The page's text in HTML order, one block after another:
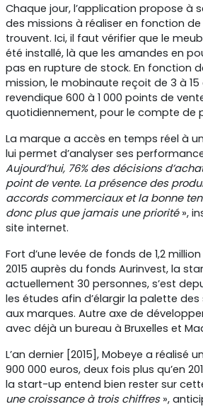
Chaque jour, l’application propose à
des missions à réaliser en fonction de
trouvent. Ici, il faut vérifier que le
été installé, là que les amandes en
pas en rupture de stock. En fonction
mission, le mobinaute reçoit de 3 à 15
revendique 600 à 1 000 points de
quotidiennement, pour le compte de
La marque a accès en temps réel à
lui permet d’analyser ses
Aujourd’hui, 76% des décisions
point de vente. La présence des
accords commerciaux et la bonne
donc plus que jamais une priorité»,
site internet.
Fort d’une levée de fonds de 1,2
2015 auprès du fonds Aurinvest, la
actuellement 30 personnes, s’est
les études afin d’élargir la palette
aux marques. Autre axe de
avec déjà un bureau à Bruxelles et
L’an dernier [2015], Mobeye a réalisé
900 000 euros, deux fois plus qu’en
la start-up entend bien rester sur
une croissance à trois chiffres»,